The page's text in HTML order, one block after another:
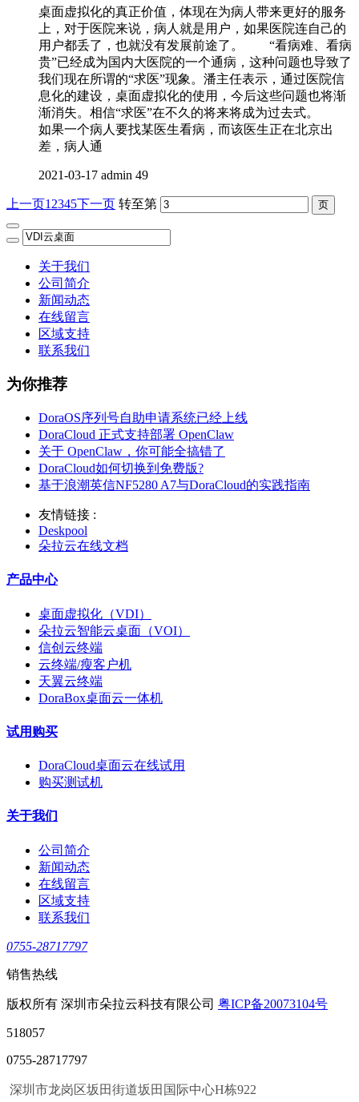
桌面虚拟化的真正价值，体现在为病人带来更好的服务
上，对于医院来说，病人就是用户，如果医院连自己的
用户都丢了，也就没有发展前途了。 “看病难、看病
贵”已经成为国内大医院的一个通病，这种问题也导致了
我们现在所谓的“求医”现象。潘主任表示，通过医院信
息化的建设，桌面虚拟化的使用，今后这些问题也将渐
渐消失。相信“求医”在不久的将来将成为过去式。
如果一个病人要找某医生看病，而该医生正在北京出
差，病人通
2021-03-17 admin 49
上一页1 2345下一页 转至第
关于我们
公司简介
新闻动态
在线留言
区域支持
联系我们
为你推荐
DoraOS序列号自助申请系统已经上线
DoraCloud 正式支持部署 OpenClaw
关于 OpenClaw，你可能全搞错了
DoraCloud如何切换到免费版?
基于浪潮英信NF5280 A7与DoraCloud的实践指南
友情链接 :
Deskpool
朵拉云在线文档
产品中心
桌面虚拟化（VDI）
朵拉云智能云桌面（VOI）
信创云终端
云终端/瘦客户机
天翼云终端
DoraBox桌面云一体机
试用购买
DoraCloud桌面云在线试用
购买测试机
关于我们
公司简介
新闻动态
在线留言
区域支持
联系我们
0755-28717797
销售热线
版权所有 深圳市朵拉云科技有限公司 粤ICP备20073104号
518057
0755-28717797
深圳市龙岗区坂田街道坂田国际中心H栋922